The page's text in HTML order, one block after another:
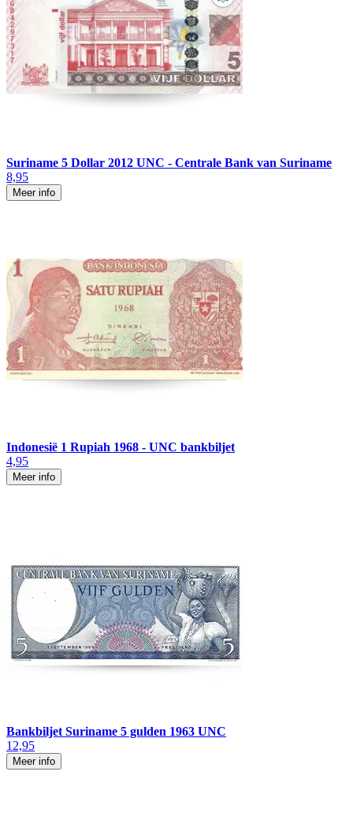
Suriname 5 Dollar 2012 UNC - Centrale Bank van Suriname
8,95
Meer info
Indonesië 1 Rupiah 1968 - UNC bankbiljet
4,95
Meer info
Bankbiljet Suriname 5 gulden 1963 UNC
12,95
Meer info